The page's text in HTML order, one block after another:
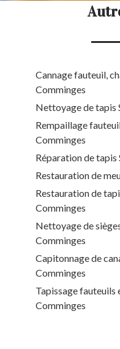
Cannage fauteuil,
Comminges
Nettoyage de tapis
Rempaillage
Comminges
Réparation de
Restauration de
Restauration de
Comminges
Nettoyage de
Comminges
Capitonnage de
Comminges
Tapissage fauteuils
Comminges